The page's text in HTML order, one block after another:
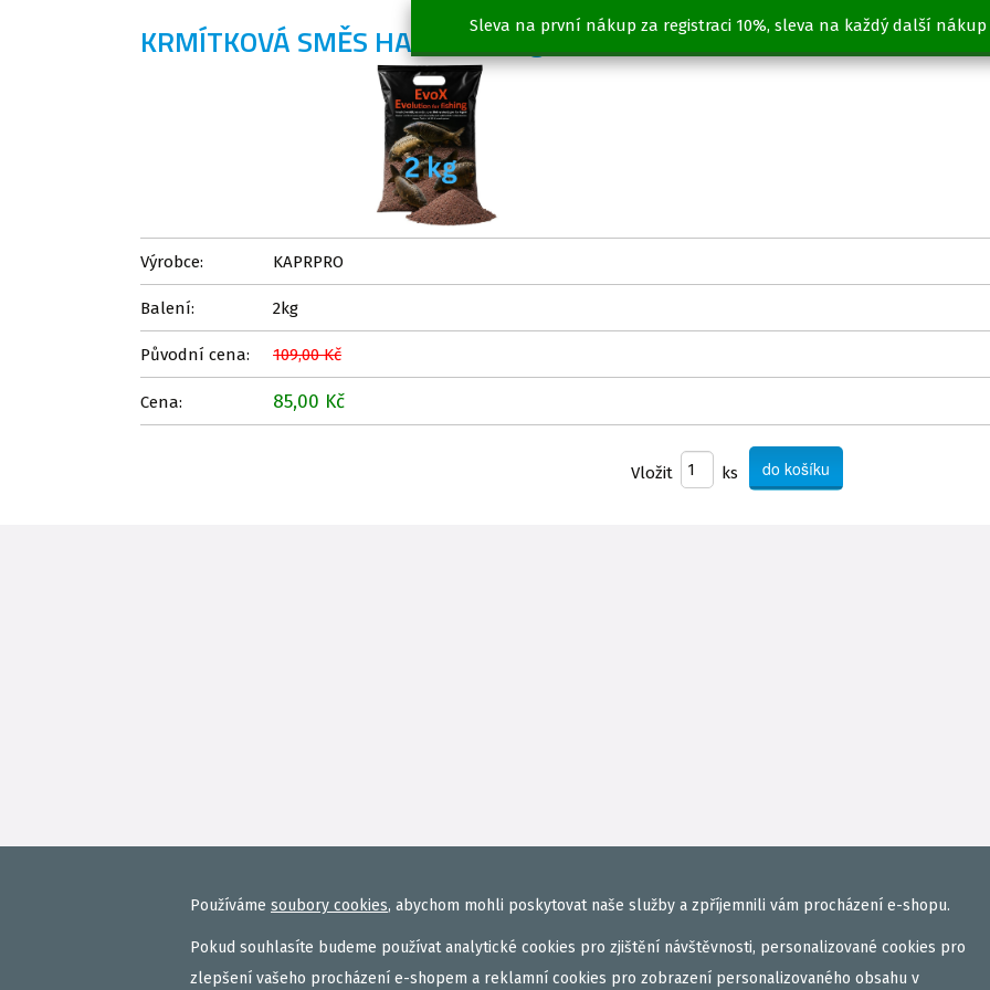
Sleva na první nákup za registraci 10%, sleva na každý další nákup
KRMÍTKOVÁ SMĚS HALIBUT, 2kg
Výrobce: KAPRPRO
Balení: 2kg
Původní cena: 109,00 Kč
Cena: 85,00 Kč
Vložit ks
Používáme soubory cookies, abychom mohli poskytovat naše služby a zpříjemnili vám procházení e-shopu.
Pokud souhlasíte budeme používat analytické cookies pro zjištění návštěvnosti, personalizované cookies pro
zlepšení vašeho procházení e-shopem a reklamní cookies pro zobrazení personalizovaného obsahu v